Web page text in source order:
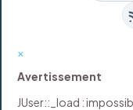
×
Avertissement
JUser::_load :